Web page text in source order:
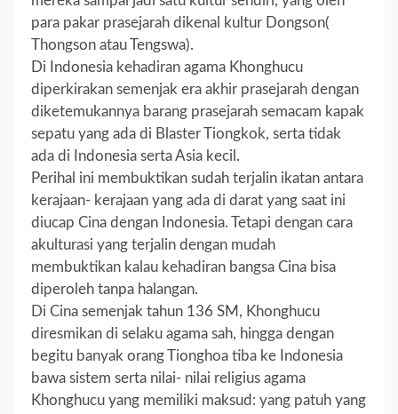
para pakar prasejarah dikenal kultur Dongson(
Thongson atau Tengswa).
Di Indonesia kehadiran agama Khonghucu
diperkirakan semenjak era akhir prasejarah dengan
diketemukannya barang prasejarah semacam kapak
sepatu yang ada di Blaster Tiongkok, serta tidak
ada di Indonesia serta Asia kecil.
Perihal ini membuktikan sudah terjalin ikatan antara
kerajaan- kerajaan yang ada di darat yang saat ini
diucap Cina dengan Indonesia. Tetapi dengan cara
akulturasi yang terjalin dengan mudah
membuktikan kalau kehadiran bangsa Cina bisa
diperoleh tanpa halangan.
Di Cina semenjak tahun 136 SM, Khonghucu
diresmikan di selaku agama sah, hingga dengan
begitu banyak orang Tionghoa tiba ke Indonesia
bawa sistem serta nilai- nilai religius agama
Khonghucu yang memiliki maksud: yang patuh yang